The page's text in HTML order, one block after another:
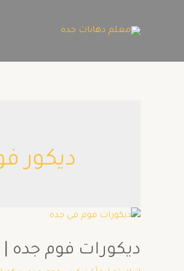
ديكور
ديكورات فوم جده |